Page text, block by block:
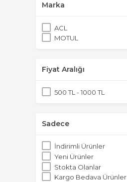
Marka
ACL
MOTUL
Fiyat Aralığı
500 TL - 1000 TL
Sadece
İndirimli Ürünler
Yeni Ürünler
Stokta Olanlar
Kargo Bedava Ürünler